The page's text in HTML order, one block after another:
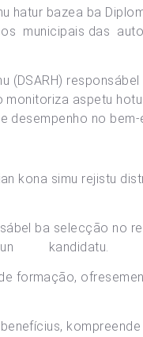
hatur bazea ba
municipais das
(DSARH)
monitoriza aspetu
desempenho no
kona simu rejistu
ba selecção no
kandidatu.
formação,